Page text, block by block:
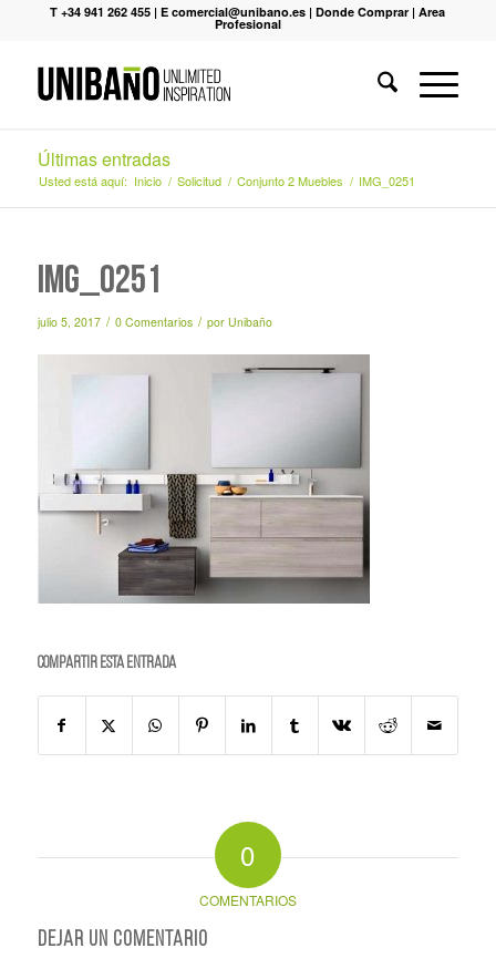
T +34 941 262 455 |E comercial@unibano.es |Donde Comprar |Area
Profesional
Últimas entradas
Usted está aquí: Inicio / Solicitud / Conjunto 2 Muebles / IMG_0251
IMG_0251
julio 5, 2017 / 0 Comentarios / por Unibaño
Compartir esta entrada
0
COMENTARIOS
Dejar un comentario